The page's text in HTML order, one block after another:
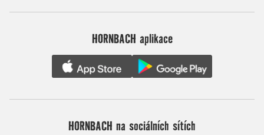
HORNBACH aplikace
HORNBACH na sociálních sítích